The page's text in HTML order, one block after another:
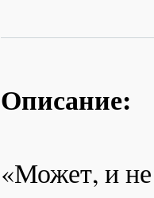
Описание:
«Может, и не